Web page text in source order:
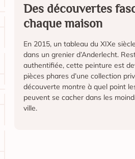
Des découvertes
chaque maison
En 2015, un tableau du XIXe
dans un grenier d’Anderlecht.
authentifiée, cette peinture est
pièces phares d’une collection
découverte montre à quel point
peuvent se cacher dans les
ville.